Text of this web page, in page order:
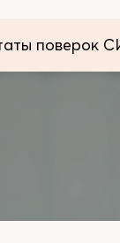
поверок